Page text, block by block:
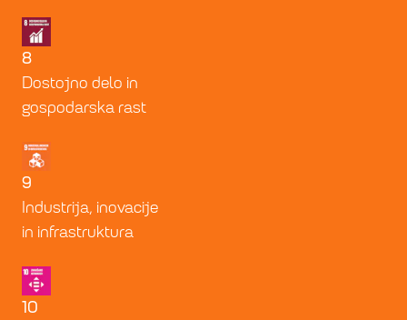
8
Dostojno delo in
gospodarska rast
9
Industrija, inovacije
in infrastruktura
10